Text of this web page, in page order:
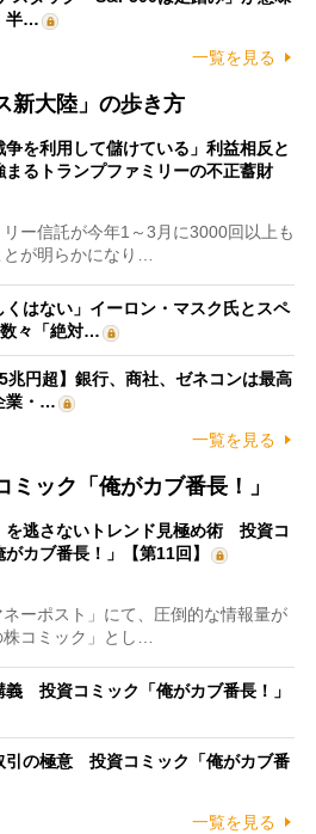
半…
一覧を見る
新大陸」の歩き方
争を利用して儲けている」利益相反と
まるトランプファミリーの不正蓄財
ー信託が今年1～3月に3000回以上も
とが明らかになり…
くはない」イーロン・マスク氏とスペ
々「絶対…
兆円超】銀行、商社、ゼネコンは最高
業・…
一覧を見る
ック「俺がカブ番長！」
を逃さないトレンド見極め術 投資コ
がカブ番長！」【第11回】
ーポスト」にて、圧倒的な情報量が
株コミック」とし…
義 投資コミック「俺がカブ番長！」
引の極意 投資コミック「俺がカブ番
一覧を見る